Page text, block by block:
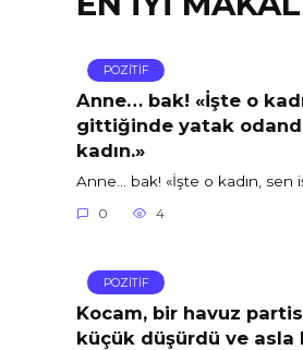
POZİTİF
Anne… bak! «İşte o
gittiğinde yatak
kadın.»
Anne… bak! «İşte o kadın, sen
0 4
POZİTİF
Kocam, bir havuz
küçük düşürdü ve asla